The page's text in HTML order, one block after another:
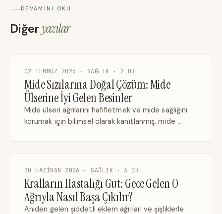
DEVAMINI OKU
Diğeryazılar
02 TEMMUZ 2026 · SAĞLIK · 2 DK
Mide Sızılarına Doğal Çözüm: Mide
Ülserine İyi Gelen Besinler
Mide ülseri ağrılarını hafifletmek ve mide sağlığını
korumak için bilimsel olarak kanıtlanmış, mide …
30 HAZIRAN 2026 · SAĞLIK · 3 DK
Kralların Hastalığı Gut: Gece Gelen O
Ağrıyla Nasıl Başa Çıkılır?
Aniden gelen şiddetli eklem ağrıları ve şişliklerle